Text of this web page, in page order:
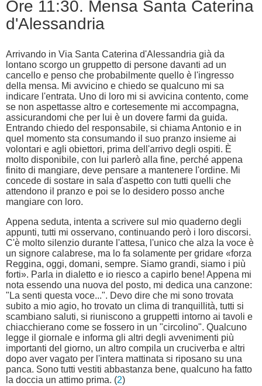
Ore 11:30. Mensa Santa Caterina
d'Alessandria
Arrivando in Via Santa Caterina d'Alessandria già da
lontano scorgo un gruppetto di persone davanti ad un
cancello e penso che probabilmente quello è l'ingresso
della mensa. Mi avvicino e chiedo se qualcuno mi sa
indicare l'entrata. Uno di loro mi si avvicina contento, come
se non aspettasse altro e cortesemente mi accompagna,
assicurandomi che per lui è un dovere farmi da guida.
Entrando chiedo del responsabile, si chiama Antonio e in
quel momento sta consumando il suo pranzo insieme ai
volontari e agli obiettori, prima dell'arrivo degli ospiti. È
molto disponibile, con lui parlerò alla fine, perché appena
finito di mangiare, deve pensare a mantenere l'ordine. Mi
concede di sostare in sala d'aspetto con tutti quelli che
attendono il pranzo e poi se lo desidero posso anche
mangiare con loro.
Appena seduta, intenta a scrivere sul mio quaderno degli
appunti, tutti mi osservano, continuando però i loro discorsi.
C'è molto silenzio durante l'attesa, l'unico che alza la voce è
un signore calabrese, ma lo fa solamente per gridare «forza
Reggina, oggi, domani, sempre. Siamo grandi, siamo i più
forti». Parla in dialetto e io riesco a capirlo bene! Appena mi
nota essendo una nuova del posto, mi dedica una canzone:
"La senti questa voce...". Devo dire che mi sono trovata
subito a mio agio, ho trovato un clima di tranquillità, tutti si
scambiano saluti, si riuniscono a gruppetti intorno ai tavoli e
chiacchierano come se fossero in un "circolino". Qualcuno
legge il giornale e informa gli altri degli avvenimenti più
importanti del giorno, un altro compila un cruciverba e altri
dopo aver vagato per l'intera mattinata si riposano su una
panca. Sono tutti vestiti abbastanza bene, qualcuno ha fatto
la doccia un attimo prima. (2)